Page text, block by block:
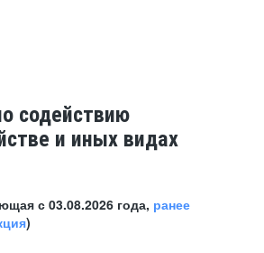
содействию
и иных видах
с 03.08.2026 года, ранее
)